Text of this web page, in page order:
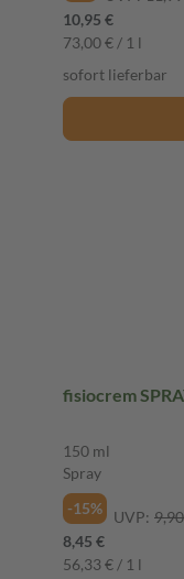
10,95 €
73,00 € / 1 l
sofort lieferbar
fisiocrem
150 ml
Spray
-15%
UVP:
8,45 €
56,33 € / 1 l